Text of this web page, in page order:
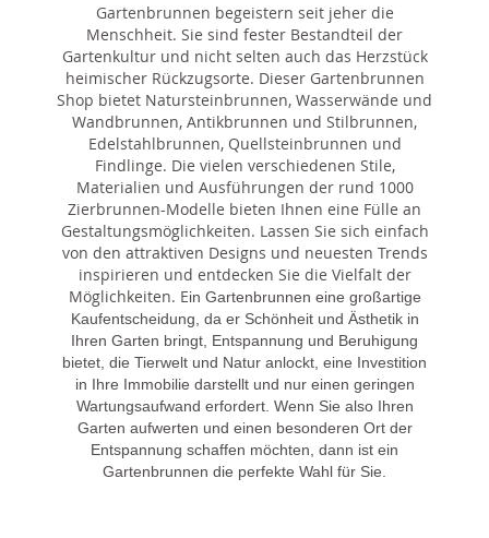
Gartenbrunnen begeistern seit jeher die
Menschheit. Sie sind fester Bestandteil der
Gartenkultur und nicht selten auch das Herzstück
heimischer Rückzugsorte. Dieser Gartenbrunnen
Shop bietet Natursteinbrunnen, Wasserwände und
Wandbrunnen, Antikbrunnen und Stilbrunnen,
Edelstahlbrunnen, Quellsteinbrunnen und
Findlinge. Die vielen verschiedenen Stile,
Materialien und Ausführungen der rund 1000
Zierbrunnen-Modelle bieten Ihnen eine Fülle an
Gestaltungsmöglichkeiten. Lassen Sie sich einfach
von den attraktiven Designs und neuesten Trends
inspirieren und entdecken Sie die Vielfalt der
Möglichkeiten. Ein Gartenbrunnen eine großartige
Kaufentscheidung, da er Schönheit und Ästhetik in
Ihren Garten bringt, Entspannung und Beruhigung
bietet, die Tierwelt und Natur anlockt, eine Investition
in Ihre Immobilie darstellt und nur einen geringen
Wartungsaufwand erfordert. Wenn Sie also Ihren
Garten aufwerten und einen besonderen Ort der
Entspannung schaffen möchten, dann ist ein
Gartenbrunnen die perfekte Wahl für Sie.